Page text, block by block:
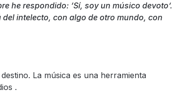
he respondido: ‘Sí, soy un músico devoto’.
intelecto, con algo de otro mundo, con
La música es una herramienta
.